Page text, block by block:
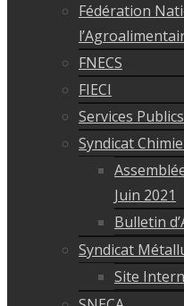
Fédération
FNECS
FIECI
Services Publics
Syndicat
Juin 2021
Bulletin
Syndicat
Site